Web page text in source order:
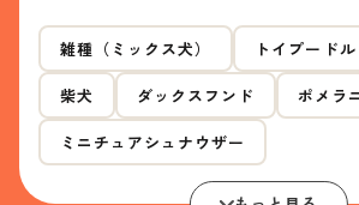
雑種（ミックス犬） トイプードル
柴犬 ダックスフンド ポメラ
ミニチュアシュナウザー